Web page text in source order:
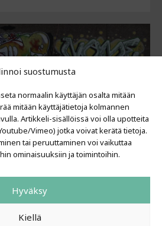
suostumusta
normaalin käyttäjän osalta mitään
mitään käyttäjätietoja kolmannen
Artikkeli-sisällöissä voi olla upotteita
Vimeo) jotka voivat kerätä tietoja.
tai peruuttaminen voi vaikuttaa
ominaisuuksiin ja toimintoihin.
Hyväksy
Kiellä
GALLERIA #41
5.11.2014
kuvia, eri puolilta Kuopiota ja eri
Päivityksen kohteina Inkilänmäki,